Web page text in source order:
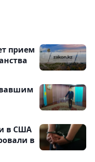
прием
в США
в